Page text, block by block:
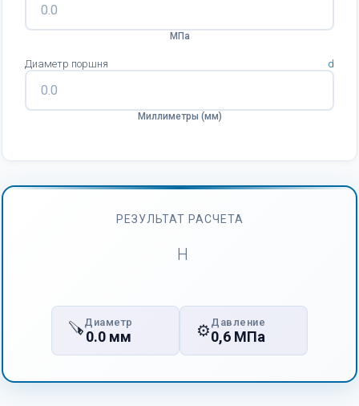
МПа
Диаметр поршня d
Миллиметры (мм)
РЕЗУЛЬТАТ РАСЧЕТА
Н
🪚Диаметр
0.0 мм ⚙️ Давление
0,6 МПа